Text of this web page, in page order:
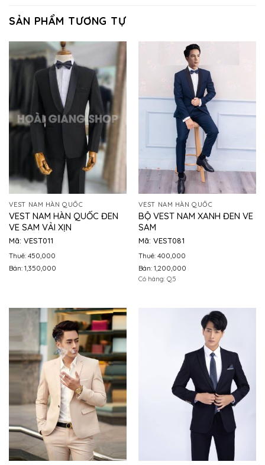
SẢN PHẨM TƯƠNG TỰ
VEST NAM HÀN QUỐC
VEST NAM HÀN QUỐC ĐEN
VE SAM VẢI XỊN
Mã: VEST011
Thuê: 450,000
Bán: 1,350,000
VEST NAM HÀN QUỐC
BỘ VEST NAM XANH ĐEN VE
SAM
Mã: VEST081
Thuê: 400,000
Bán: 1,200,000
Có hàng: Q.5